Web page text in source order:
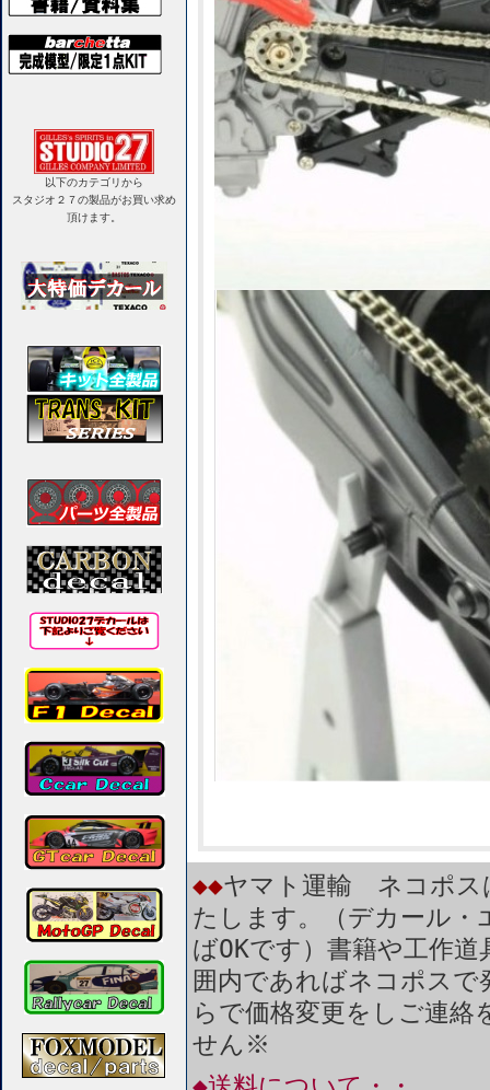
以下のカテゴリから
スタジオ２７の製品がお買い求め
頂けます。
◆◆ヤマト運輸 ネコポス
たします。（デカール・
ばOKです）書籍や工作
囲内であればネコポス
らで価格変更をしご連
せん※